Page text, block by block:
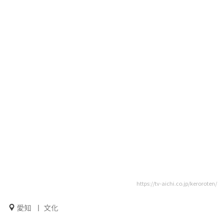
https://tv-aichi.co.jp/keroroten/
愛知 文化